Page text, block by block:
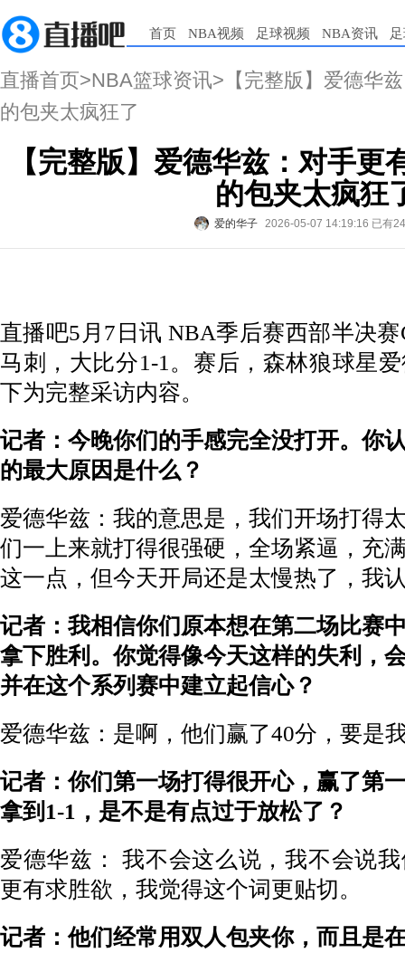
首页 NBA视频 足球视频 NBA资讯
直播首页>NBA篮球资讯>【完整版】爱德华
的包夹太疯狂了
【完整版】爱德华兹：对手更
的包夹太疯狂
爱的华子 2026-05-07 14:19:16 已有
直播吧5月7日讯 NBA季后赛西部半决
马刺，大比分1-1。赛后，森林狼球星
下为完整采访内容。
记者：今晚你们的手感完全没打开。你
的最大原因是什么？
爱德华兹：我的意思是，我们开场打得
们一上来就打得很强硬，全场紧逼，充
这一点，但今天开局还是太慢热了，我
记者：我相信你们原本想在第二场比赛
拿下胜利。你觉得像今天这样的失利，
并在这个系列赛中建立起信心？
爱德华兹：是啊，他们赢了40分，要是
记者：你们第一场打得很开心，赢了第
拿到1-1，是不是有点过于放松了？
爱德华兹： 我不会这么说，我不会说
更有求胜欲，我觉得这个词更贴切。
记者：他们经常用双人包夹你，而且是